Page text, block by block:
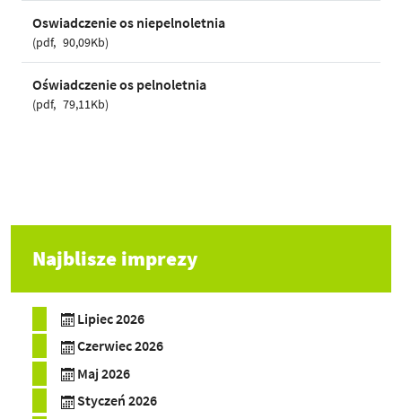
Oswiadczenie os niepelnoletnia
pdf 90,09Kb
Oświadczenie os pelnoletnia
pdf 79,11Kb
Najblisze imprezy
Lipiec 2026
Czerwiec 2026
Maj 2026
Styczeń 2026